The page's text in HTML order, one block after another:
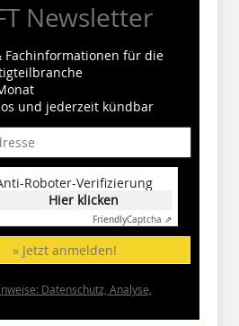
Newsletter
Fachinformationen für die
und jederzeit kündbar
Roboter-Verifizierung
Hier klicken
FriendlyCaptcha ⇗
» Jetzt anmelden!
Datenschutz, Analyse,